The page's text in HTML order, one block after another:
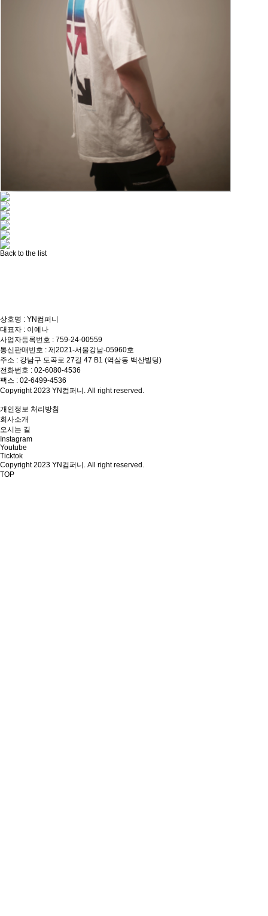
Back to the list
상호명 : YN컴퍼니
대표자 : 이예나
사업자등록번호 : 759-24-00559
통신판매번호 : 제2021-서울강남-05960호
주소 : 강남구 도곡로 27길 47 B1 (역삼동 백산빌딩)
전화번호 : 02-6080-4536
팩스 : 02-6499-4536
Copyright 2023 YN컴퍼니. All right reserved.
개인정보 처리방침
회사소개
오시는 길
Instagram
Youtube
Ticktok
Copyright 2023 YN컴퍼니. All right reserved.
TOP